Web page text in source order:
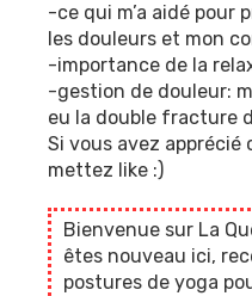
-ce qui m’a aidé pour
les douleurs et mon
-importance de la
-gestion de douleur:
eu la double fracture
Si vous avez
mettez like :)
Bienvenue sur La
êtes nouveau ici,
postures de yoga